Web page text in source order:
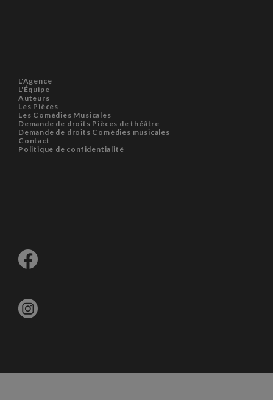
L'Agence
L'Équipe
Auteurs
Les Pièces
Les Comédies Musicales
Demande de droits Pièces de théâtre
Demande de droits Comédies musicales
Contact
Politique de confidentialité